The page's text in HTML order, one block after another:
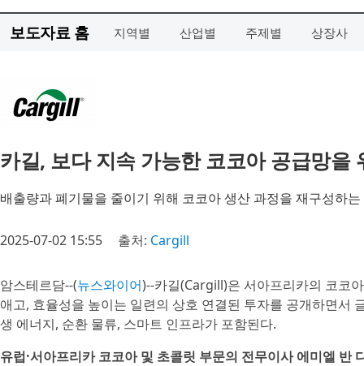
보도자료 홈 지역별 산업별 주제별 상장사
카길, 보다 지속 가능한 코코아 공급망을
배출량과 폐기물을 줄이기 위해 코코아 생산 과정을 재구성하
2025-07-02 15:55 출처: Cargill
암스테르담--(뉴스와이어)--카길(Cargill)은 서아프리카의 코코
애고, 효율성을 높이는 일련의 상호 연결된 투자를 공개하면서
생 에너지, 순환 물류, 스마트 인프라가 포함된다.
유럽·서아프리카 코코아 및 초콜릿 부문의 전무이사 에미엘